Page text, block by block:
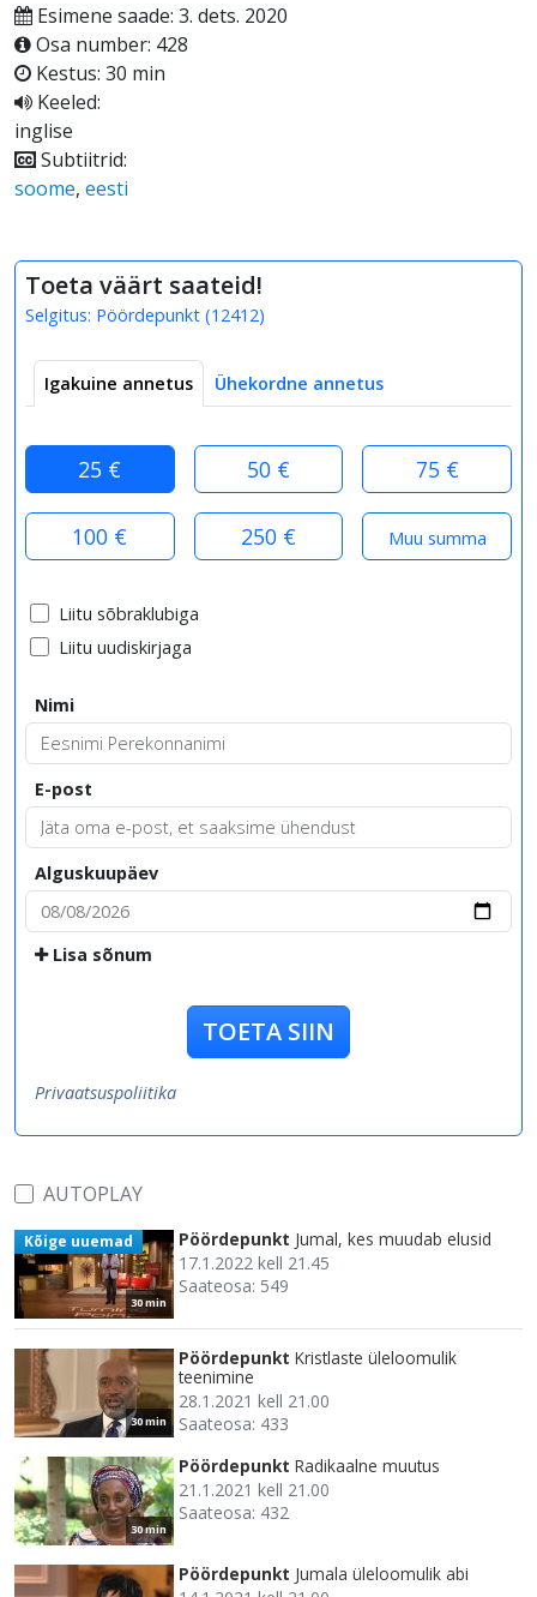
Esimene saade: 3. dets. 2020
Osa number: 428
Kestus: 30 min
Keeled:
inglise
Subtiitrid:
soome, eesti
Toeta väärt saateid!
Selgitus: Pöördepunkt (12412)
Igakuine annetus Ühekordne annetus
25 € 50 € 75 €
100 € 250 €
Liitu sõbraklubiga
Liitu uudiskirjaga
Nimi
E-post
Alguskuupäev
Lisa sõnum
TOETA SIIN
Privaatsuspoliitika
AUTOPLAY
30 min
Kõige uuemad Pöördepunkt Jumal, kes muudab elusid
17.1.2022 kell 21.45
Saateosa: 549
30 min
Pöördepunkt Kristlaste üleloomulik
teenimine
28.1.2021 kell 21.00
Saateosa: 433
30 min
Pöördepunkt Radikaalne muutus
21.1.2021 kell 21.00
Saateosa: 432
Pöördepunkt Jumala üleloomulik abi